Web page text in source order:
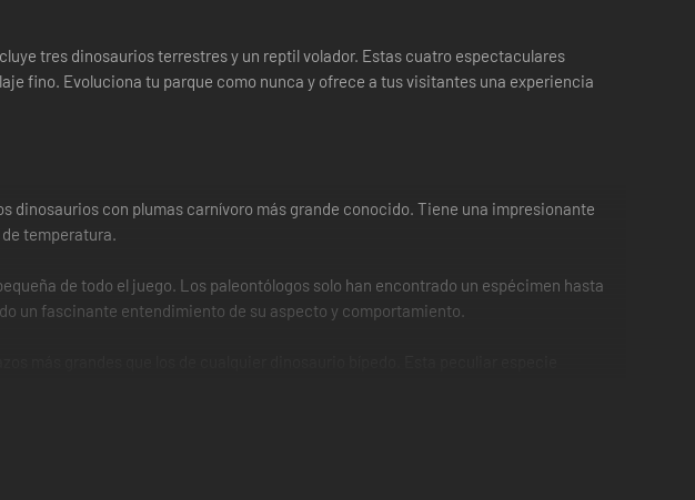
tres dinosaurios terrestres y un reptil volador. Estas cuatro espectaculares
fino. Evoluciona tu parque como nunca y ofrece a tus visitantes una experiencia
con plumas carnívoro más grande conocido. Tiene una impresionante
temperatura.
de todo el juego. Los paleontólogos solo han encontrado un espécimen hasta
un fascinante entendimiento de su aspecto y comportamiento.
de alimentarse exclusivamente de plantas.
y tiene una cola a rayas. Los Sinosauropteryx trabajan juntos para cazar en
de los dinosaurios con plumas, sino que también insinuaban la posibilidad de